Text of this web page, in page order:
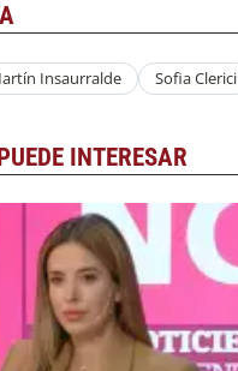
Insaurralde Sofia Clerici
INTERESAR